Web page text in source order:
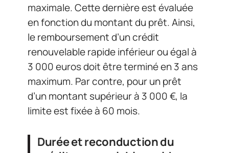
maximale. Cette dernière est évaluée
en fonction du montant du prêt. Ainsi,
le remboursement d’un crédit
renouvelable rapide inférieur ou égal à
3 000 euros doit être terminé en 3 ans
maximum. Par contre, pour un prêt
d’un montant supérieur à 3 000 €, la
limite est fixée à 60 mois.
Durée et reconduction du